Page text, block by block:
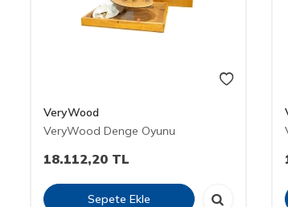
VeryWood
VeryWood Denge Oyunu
18.112,20 TL
Sepete Ekle